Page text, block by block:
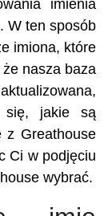
imienia
W ten sposób
imiona, które
nasza baza
się, jakie są
z Greathouse
Ci w podjęciu
wybrać.